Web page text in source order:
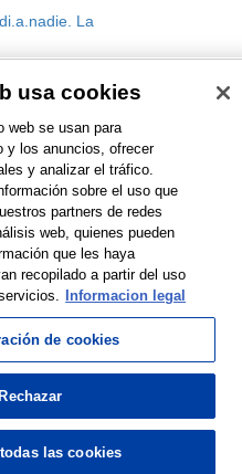
La
1 to 1 of 1 >
usa cookies
web se usan para
y los anuncios, ofrecer
y analizar el tráfico.
sobre el uso que
partners de redes
web, quienes pueden
que les haya
recopilado a partir del uso
Informacion legal
de cookies
Rechazar
las cookies